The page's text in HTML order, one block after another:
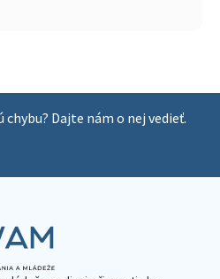
Dajte nám o nej vedieť.